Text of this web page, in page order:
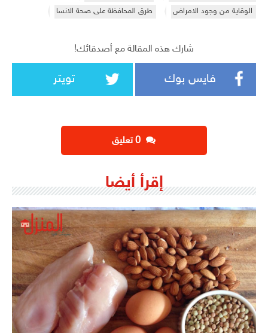
الوقاية من وجود الامراض
طرق المحافظة على صحة الانسا
شارك هذه المقالة مع أصدقائك!
فايس بوك تويتر
إقرأ أيضا